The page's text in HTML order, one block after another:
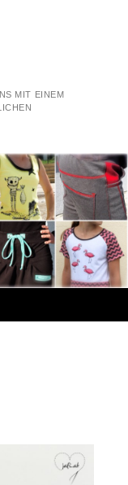
MIT EINEM